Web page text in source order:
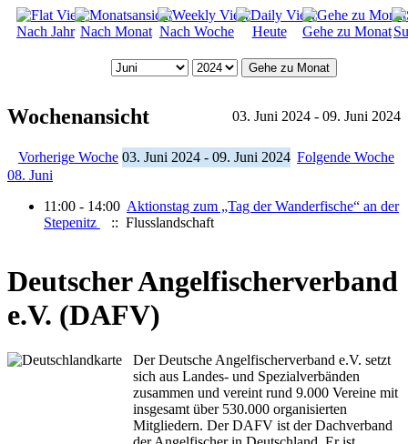
Nach Jahr Nach Monat Nach Woche Heute Gehe zu Monat
Gehe zu Monat
Wochenansicht 03. Juni 2024 - 09. Juni 2024
Vorherige Woche 03. Juni 2024 - 09. Juni 2024 Folgende Woche
08. Juni
11:00 - 14:00 Aktionstag zum „Tag der Wanderfische“ an der
Stepenitz
:: Flusslandschaft
Deutscher Angelfischerverband
e.V. (DAFV)
Der Deutsche Angelfischerverband e.V. setzt
sich aus Landes- und Spezialverbänden
zusammen und vereint rund 9.000 Vereine mit
insgesamt über 530.000 organisierten
Mitgliedern. Der DAFV ist der Dachverband